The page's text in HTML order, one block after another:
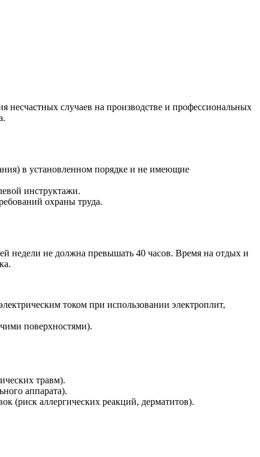
несчастных случаев на производстве и профессиональных
в установленном порядке и не имеющие
инструктажи.
охраны труда.
недели не должна превышать 40 часов. Время на отдых и
током при использовании электроплит,
поверхностями).
травм).
аппарата).
(риск аллергических реакций, дерматитов).